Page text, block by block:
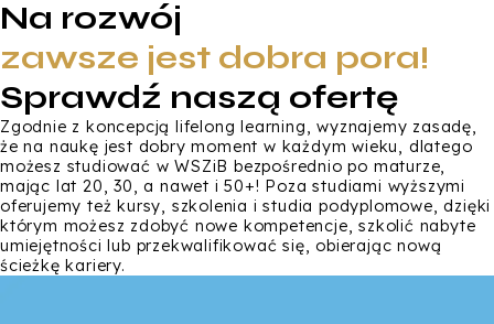
Na rozwój
zawsze jest dobra pora!
Sprawdź naszą ofertę
Zgodnie z koncepcją lifelong learning, wyznajemy zasadę,
że na naukę jest dobry moment w każdym wieku, dlatego
możesz studiować w WSZiB bezpośrednio po maturze,
mając lat 20, 30, a nawet i 50+! Poza studiami wyższymi
oferujemy też kursy, szkolenia i studia podyplomowe, dzięki
którym możesz zdobyć nowe kompetencje, szkolić nabyte
umiejętności lub przekwalifikować się, obierając nową
ścieżkę kariery.